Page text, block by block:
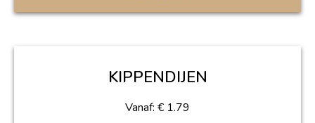
KIPPENDIJEN
Vanaf: € 1.79